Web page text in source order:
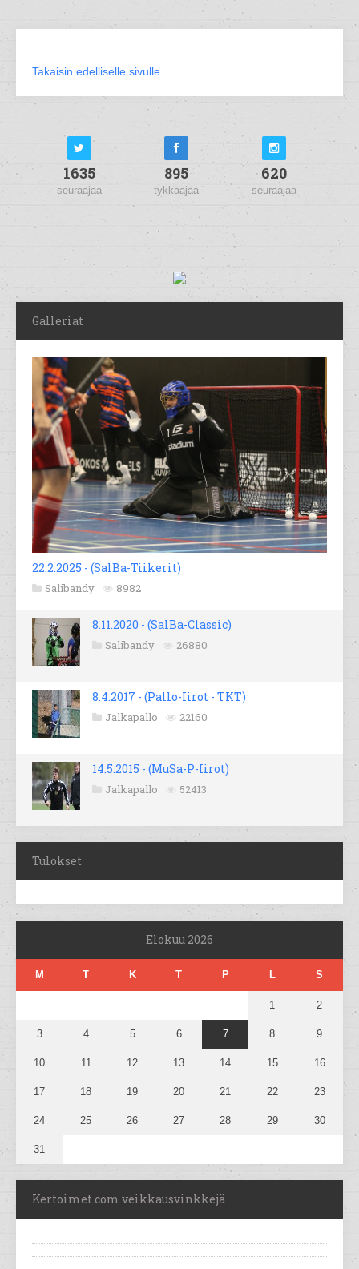
Takaisin edelliselle sivulle
1635
seuraajaa
895
tykkääjää
620
seuraajaa
Galleriat
22.2.2025 - (SalBa-Tiikerit)
Salibandy 8982
8.11.2020 - (SalBa-Classic)
Salibandy 26880
8.4.2017 - (Pallo-Iirot - TKT)
Jalkapallo 22160
14.5.2015 - (MuSa-P-Iirot)
Jalkapallo 52413
Tulokset
Elokuu 2026
M T K T P L S
1 2
3 4 5 6 7 8 9
10 11 12 13 14 15 16
17 18 19 20 21 22 23
24 25 26 27 28 29 30
31
Kertoimet.com veikkausvinkkejä